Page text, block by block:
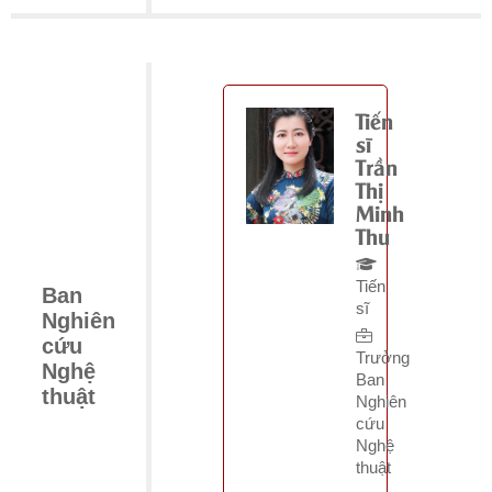
Ban
Nghiên
cứu
Nghệ
thuật
Tiến
sĩ
Trần
Thị
Minh
Thu
Tiến
sĩ
Trưởng
Ban
Nghiên
cứu
Nghệ
thuật